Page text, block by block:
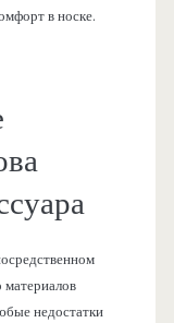
в носке.
материалов
недостатки